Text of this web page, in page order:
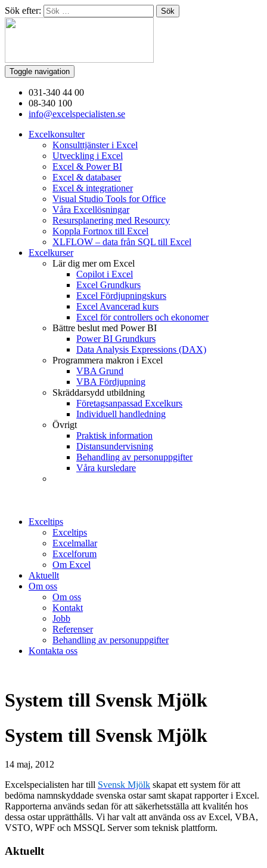
Sök efter:
Toggle navigation
031-340 44 00
08-340 100
info@excelspecialisten.se
Excelkonsulter
Konsulttjänster i Excel
Utveckling i Excel
Excel & Power BI
Excel & databaser
Excel & integrationer
Visual Studio Tools for Office
Våra Excellösningar
Resursplanering med Resourcy
Koppla Fortnox till Excel
XLFLOW – data från SQL till Excel
Excelkurser
Lär dig mer om Excel
Copilot i Excel
Excel Grundkurs
Excel Fördjupningskurs
Excel Avancerad kurs
Excel för controllers och ekonomer
Bättre beslut med Power BI
Power BI Grundkurs
Data Analysis Expressions (DAX)
Programmera makron i Excel
VBA Grund
VBA Fördjupning
Skräddarsydd utbildning
Företagsanpassad Excelkurs
Individuell handledning
Övrigt
Praktisk information
Distansundervisning
Behandling av personuppgifter
Våra kursledare
Exceltips
Exceltips
Excelmallar
Excelforum
Om Excel
Aktuellt
Om oss
Om oss
Kontakt
Jobb
Referenser
Behandling av personuppgifter
Kontakta oss
System till Svensk Mjölk
System till Svensk Mjölk
14 maj, 2012
Excelspecialisten har till Svensk Mjölk skapat ett system för att
bedöma namnskyddade svenska ostar samt skapat rapporter i Excel.
Rapporterna används sedan för att säkerhetsställa att kvalitén hos
dessa ostar upprätthålls. Vi har valt att använda oss av Excel, VBA,
VSTO, WPF och MSSQL Server som teknisk plattform.
Aktuellt